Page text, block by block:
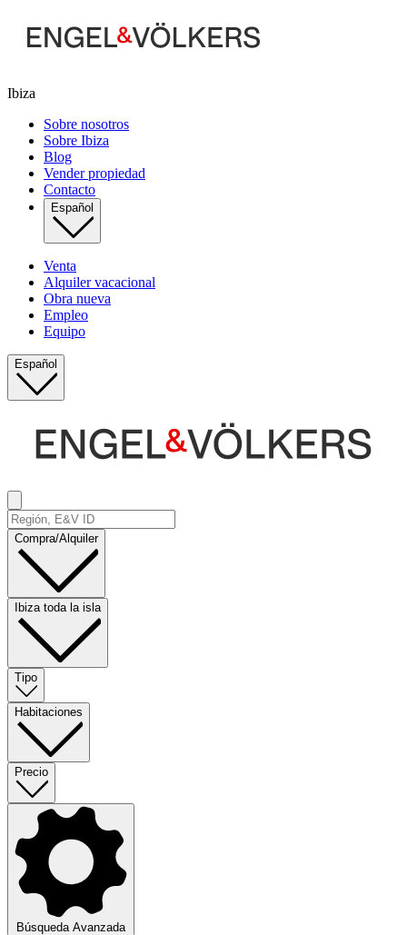
Ibiza
Sobre nosotros
Sobre Ibiza
Blog
Vender propiedad
Contacto
Español
Venta
Alquiler vacacional
Obra nueva
Empleo
Equipo
Español
Compra/Alquiler
Ibiza toda la isla
Tipo
Habitaciones
Precio
Búsqueda Avanzada